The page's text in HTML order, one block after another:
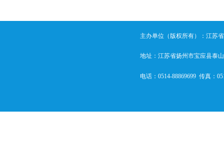
主办单位（版权所有）：江
电话： 0514-88869699
  传真：
地址：江苏省扬州市宝应县泰